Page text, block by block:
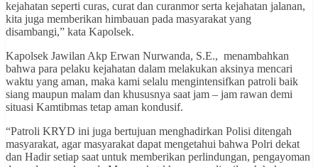
kejahatan seperti curas, curat dan curanmor serta kejahatan jalanan,
kita juga memberikan himbauan pada masyarakat yang
disambangi,” kata Kapolsek.
Kapolsek Jawilan Akp Erwan Nurwanda, S.E., menambahkan
bahwa para pelaku kejahatan dalam melakukan aksinya mencari
waktu yang aman, maka kami selalu mengintensifkan patroli baik
siang maupun malam dan khususnya saat jam – jam rawan demi
situasi Kamtibmas tetap aman kondusif.
“Patroli KRYD ini juga bertujuan menghadirkan Polisi ditengah
masyarakat, agar masyarakat dapat mengetahui bahwa Polri dekat
dan Hadir setiap saat untuk memberikan perlindungan, pengayoman